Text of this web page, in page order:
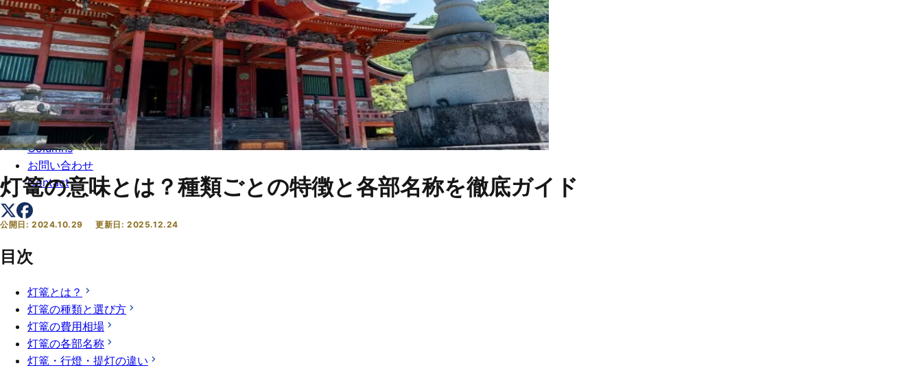
トップ
Top
会社概要
About
コラム一覧
Columns
お問い合わせ
Contact
灯篭の意味とは？種類ごとの特徴と各部名称を徹底ガイド
公開日:2024.10.29 更新日:2025.12.24
目次
灯篭とは？
灯篭の種類と選び方
灯篭の費用相場
灯篭の各部名称
灯篭・行燈・提灯の違い